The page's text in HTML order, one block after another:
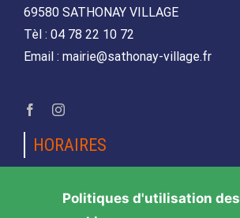
69580 SATHONAY VILLAGE
Tèl : 04 78 22 10 72
Email : mairie@sathonay-village.fr
HORAIRES
Lundi, mardi, jeudi et vendredi
de 08h30 à 12h00 et de 14h00 à 17h00
Politiques d'utilisation des